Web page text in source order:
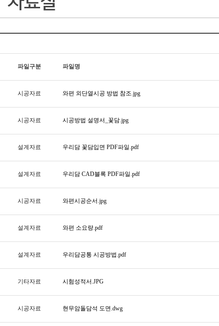
파일구분 파일명
시공자료 와편 외단열시공 방법 참조.jpg
시공자료 시공방법 설명서_꽃담.jpg
설계자료 우리담 꽃담입면 PDF파일.pdf
설계자료 우리담 CAD블록 PDF파일.pdf
시공자료 와편시공순서.jpg
설계자료 와편 소요량.pdf
설계자료 우리담공통 시공방법.pdf
기타자료 시험성적서.JPG
시공자료 현무암돌담석 도면.dwg